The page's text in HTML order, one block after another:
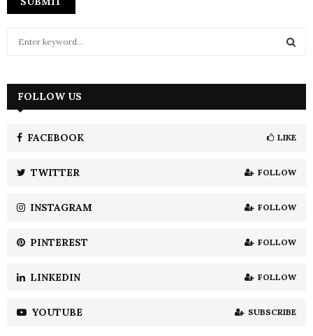
h
H
FOLLOW US
FACEBOOK LIKE
TWITTER FOLLOW
INSTAGRAM FOLLOW
PINTEREST FOLLOW
LINKEDIN FOLLOW
YOUTUBE SUBSCRIBE